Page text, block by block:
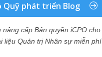
Quỹ phát triển Blog
nâng cấp Bản quyền iCPO cho
liệu Quản trị Nhân sự miễn phí